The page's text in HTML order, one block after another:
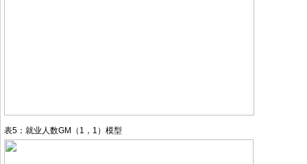
表5：就业人数GM（1，1）模型